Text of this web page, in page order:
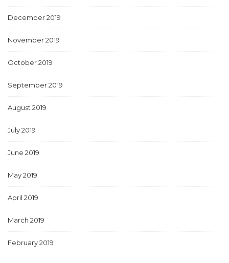
December 2019
November 2019
October 2019
September 2019
August 2019
July 2019
June 2019
May 2019
April 2019
March 2019
February 2019